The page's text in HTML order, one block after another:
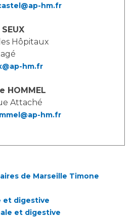
Usagers (CDU)
des Usagers
et de sécurité des soins
hm.fr
Hôpitaux
hm.fr
HOMMEL
Attaché
hm.fr
de Marseille Timone
et digestive
et digestive